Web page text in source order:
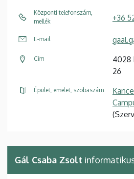
Központi telefonszám,
mellék
+36
E-mail
Cím
4028
26
Épület, emelet, szobaszám
Gál Csaba Zsolt